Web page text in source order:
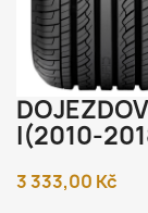

I(2010-
3 333,00 Kč